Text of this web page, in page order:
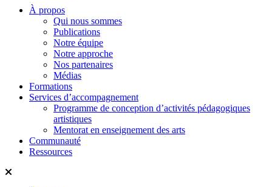
À propos
Qui nous sommes
Publications
Notre équipe
Notre approche
Nos partenaires
Médias
Formations
Services d’accompagnement
Programme de conception d’activités pédagogiques
artistiques
Mentorat en enseignement des arts
Communauté
Ressources